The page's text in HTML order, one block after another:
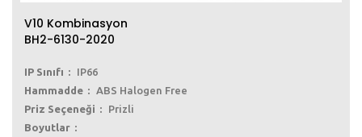
V10 Kombinasyon
BH2-6130-2020
IP Sınıfı
IP66
Hammadde
ABS Halogen Free
Priz Seçeneği
Prizli
Boyutlar